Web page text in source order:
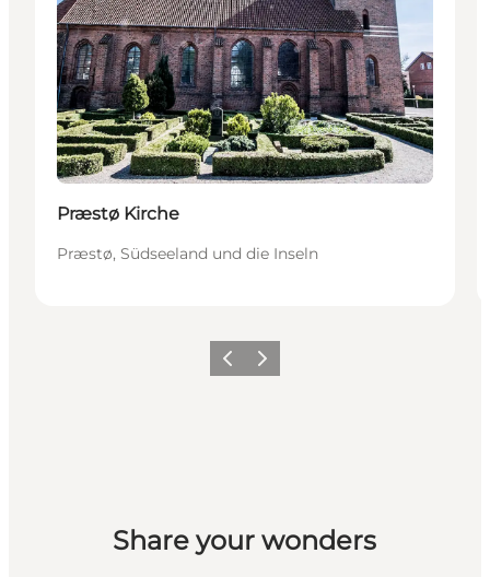
Præstø Kirche
Præstø, Südseeland und die Inseln
ZurückWeiter
Share your wonders